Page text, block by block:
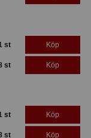
st Köp
st Köp
st Köp
st Köp